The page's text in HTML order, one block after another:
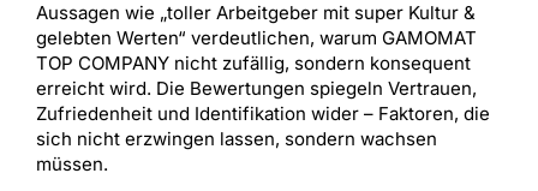
Aussagen wie „toller Arbeitgeber mit super Kultur &
gelebten Werten“ verdeutlichen, warum GAMOMAT
TOP COMPANY nicht zufällig, sondern konsequent
erreicht wird. Die Bewertungen spiegeln Vertrauen,
Zufriedenheit und Identifikation wider – Faktoren, die
sich nicht erzwingen lassen, sondern wachsen
müssen.